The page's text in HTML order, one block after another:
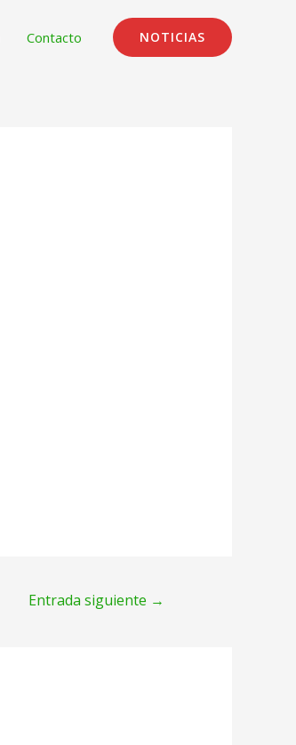
Contacto NOTICIAS
Entrada siguiente →